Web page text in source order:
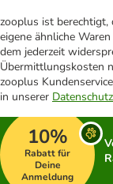
zooplus ist
eigene ähnliche
dem jederzeit
Übermittlungskosten
zooplus
in unserer
10%
Rabatt für
Deine
Anmeldung